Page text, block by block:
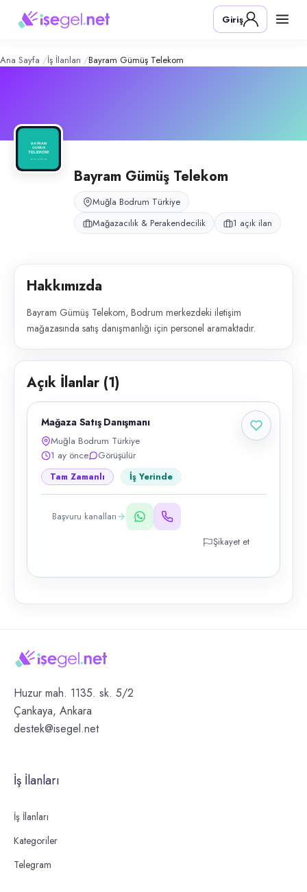
Gümüş Telekom – Şirket
Konum:
Bayram Gümüş Telekom, Bodrum merkezdeki iletişim mağazasında
Giriş
Ana Sayfa İş İlanları Bayram Gümüş Telekom
Bayram Gümüş Telekom
Muğla Bodrum Türkiye
Mağazacılık & Perakendecilik
1 açık ilan
Hakkımızda
Bayram Gümüş Telekom, Bodrum merkezdeki iletişim
mağazasında satış danışmanlığı için personel aramaktadır.
Açık İlanlar (1)
Mağaza Satış Danışmanı
Muğla Bodrum Türkiye
1 ay önce
Görüşülür
Tam Zamanlı İş Yerinde
Başvuru kanalları
Şikayet et
Huzur mah. 1135. sk. 5/2
Çankaya, Ankara
destek@isegel.net
İş İlanları
İş İlanları
Kategoriler
Telegram